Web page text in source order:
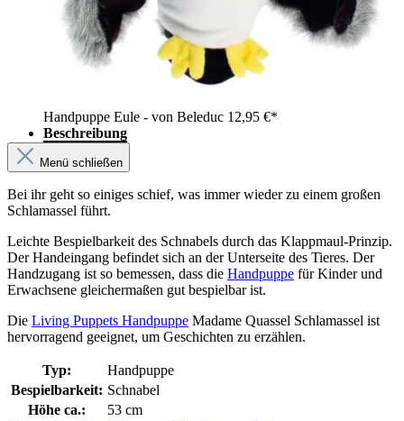
Handpuppe Eule - von Beleduc 12,95 €*
Beschreibung
Menü schließen
Bei ihr geht so einiges schief, was immer wieder zu einem großen
Schlamassel führt.
Leichte Bespielbarkeit des Schnabels durch das Klappmaul-Prinzip.
Der Handeingang befindet sich an der Unterseite des Tieres. Der
Handzugang ist so bemessen, dass die Handpuppe für Kinder und
Erwachsene gleichermaßen gut bespielbar ist.
Die Living Puppets Handpuppe Madame Quassel Schlamassel ist
hervorragend geeignet, um Geschichten zu erzählen.
Typ:
Handpuppe
Bespielbarkeit: Schnabel
Höhe ca.:
53 cm